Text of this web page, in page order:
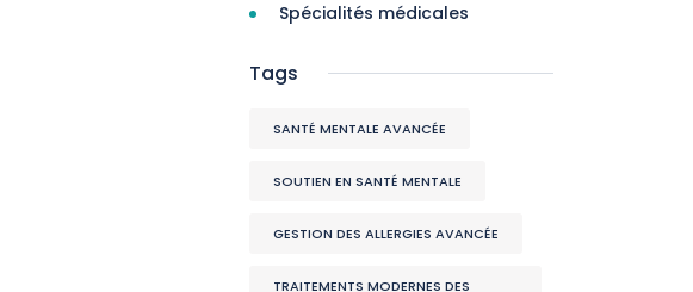
Spécialités médicales
Tags
SANTÉ MENTALE AVANCÉE
SOUTIEN EN SANTÉ MENTALE
GESTION DES ALLERGIES AVANCÉE
TRAITEMENTS MODERNES DES